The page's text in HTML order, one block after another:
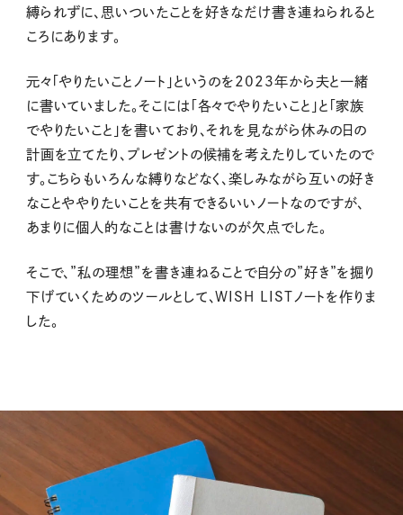
縛られずに、思いついたことを好きなだけ書き連ねられると
ころにあります。
元々「やりたいことノート」というのを2023年から夫と一緒
に書いていました。そこには「各々でやりたいこと」と「家族
でやりたいこと」を書いており、それを見ながら休みの日の
計画を立てたり、プレゼントの候補を考えたりしていたので
す。こちらもいろんな縛りなどなく、楽しみながら互いの好き
なことややりたいことを共有できるいいノートなのですが、
あまりに個人的なことは書けないのが欠点でした。
そこで、”私の理想”を書き連ねることで自分の”好き”を掘り
下げていくためのツールとして、WISH LISTノートを作りま
した。